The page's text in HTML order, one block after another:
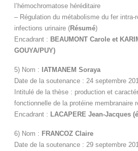
l’hémochromatose héréditaire
– Régulation du métabolisme du fer
infections urinaire (Résumé)
Encadrant : BEAUMONT Carole et
GOUYA/PUY)
5) Nom :
IATMANEM Soraya
Date de la soutenance : 24 septembre
Intitulé de la thèse : production et
fonctionnelle de la protéine membranaire
Encadrant : LACAPERE Jean-Jacques
6) Nom : FRANCOZ Claire
Date de la soutenance : 29 septembre